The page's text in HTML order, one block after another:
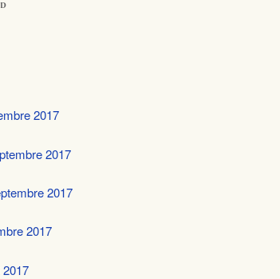
2017
2017
2017
2017